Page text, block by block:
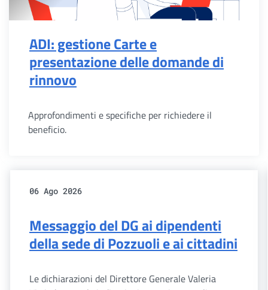
ADI: gestione Carte e
presentazione delle domande di
rinnovo
Approfondimenti e specifiche per richiedere il
beneficio.
06 Ago 2026
Messaggio del DG ai dipendenti
della sede di Pozzuoli e ai cittadini
Le dichiarazioni del Direttore Generale Valeria